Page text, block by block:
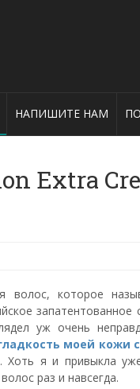
НАПИШИТЕ НАМ
Extra
волос, которое
запатентованное
уж очень
моей кожи
я и привыкла
раз и навсегда.